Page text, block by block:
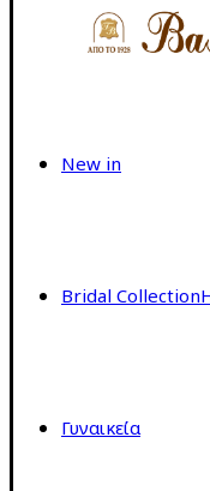
New in
Bridal Collection
Γυναικεία